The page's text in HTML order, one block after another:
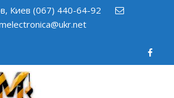
Киев (067) 440-64-92